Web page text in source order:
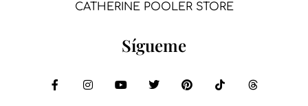
CATHERINE POOLER STORE
Sígueme